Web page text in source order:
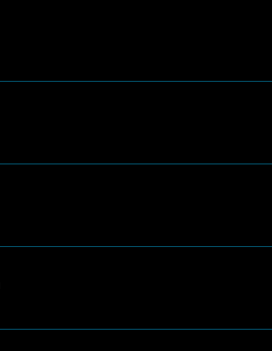
eures Teams:
motivierende Ziele zu setzen. So
schlanke, effiziente
neue Formate und klare